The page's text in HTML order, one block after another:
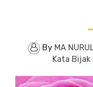
By MA
Kata Bijak